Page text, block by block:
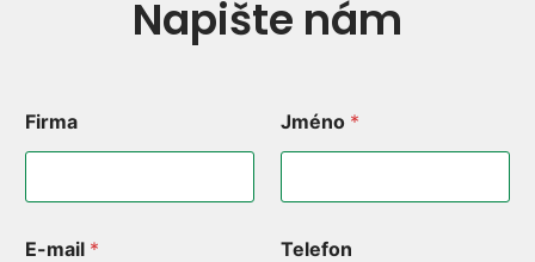
Napište nám
Firma Jméno *
E-mail * Telefon